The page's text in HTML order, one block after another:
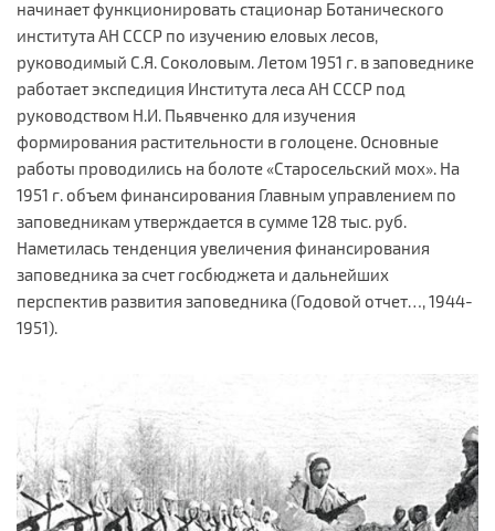
начинает функционировать стационар Ботанического
института АН СССР по изучению еловых лесов,
руководимый С.Я. Соколовым. Летом 1951 г. в заповеднике
работает экспедиция Института леса АН СССР под
руководством Н.И. Пьявченко для изучения
формирования растительности в голоцене. Основные
работы проводились на болоте «Старосельский мох». На
1951 г. объем финансирования Главным управлением по
заповедникам утверждается в сумме 128 тыс. руб.
Наметилась тенденция увеличения финансирования
заповедника за счет госбюджета и дальнейших
перспектив развития заповедника (Годовой отчет…, 1944-
1951).